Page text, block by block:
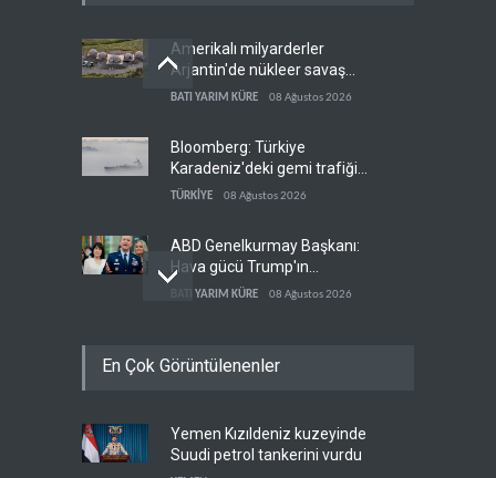
Amerikalı milyarderler
Arjantin'de nükleer savaş
sığınağı inşa ediyor
BATI YARIM KÜRE 08 Ağustos 2026
Bloomberg: Türkiye
Karadeniz'deki gemi trafiğini
kısıtlamaya başladı
TÜRKİYE 08 Ağustos 2026
ABD Genelkurmay Başkanı:
Hava gücü Trump'ın
hedeflerine yetmez
BATI YARIM KÜRE 08 Ağustos 2026
Körfez’deki hakimiyetini
İran: ABD’nin kara saldırısı
planını başarısızlığa uğrattık
En Çok Görüntülenenler
Yemen Kızıldeniz kuzeyinde
Suudi petrol tankerini vurdu